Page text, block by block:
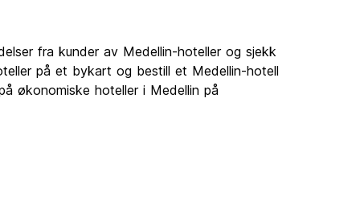
fra kunder av Medellin-hoteller og sjekk
på et bykart og bestill et Medellin-hotell
økonomiske hoteller i Medellin på